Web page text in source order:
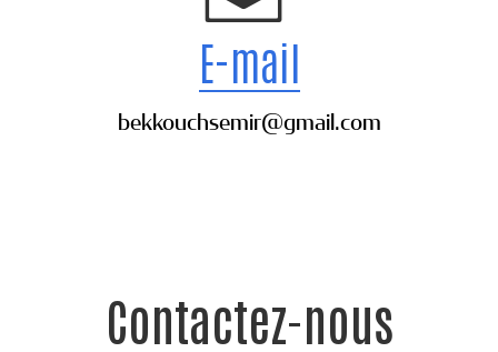
E-mail
bekkouchsemir@gmail.com
Contactez-nous